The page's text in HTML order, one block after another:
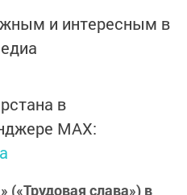
и интересным в
в
MАХ:
слава») в